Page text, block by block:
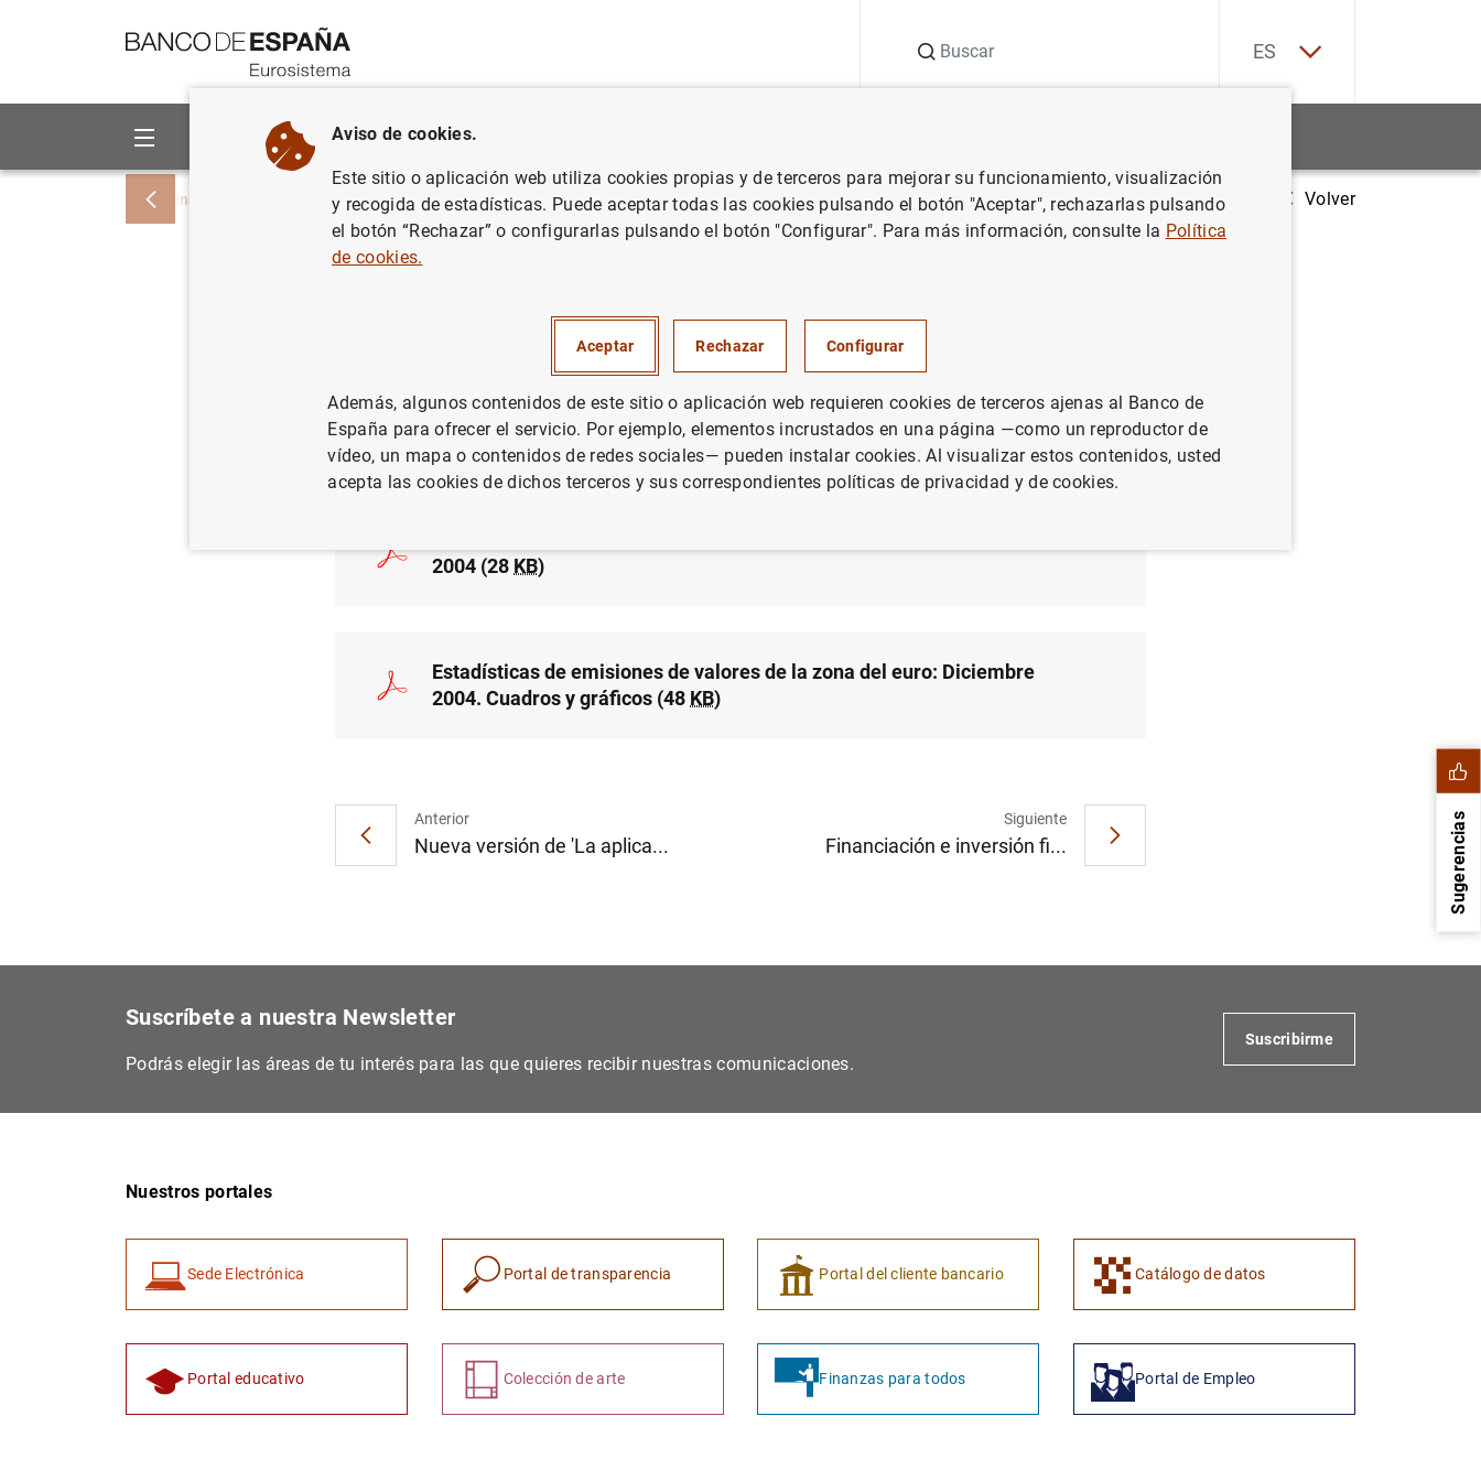
ES
Sobre el Banco Áreas de actuación
Inicio Noticias y eventos Noticias del Banco Central Europeo Notas de prensa del Banco Central Europeo Estadísticas de emisiones de valores de la zona del euro: Diciembre
Volver
del euro: Diciembre 2004
SITUACIÓN ECONÓMICA
2004 (28 KB)
Estadísticas de emisiones de valores de la zona del euro: Diciembre
2004. Cuadros y gráficos (48 KB)
Anterior
Nueva versión de 'La aplica...
Siguiente
Financiación e inversión fi... Sugerencias
Suscríbete a nuestra Newsletter
Podrás elegir las áreas de tu interés para las que quieres recibir nuestras comunicaciones.
Suscribirme
Nuestros portales
Sede Electrónica Portal de transparencia Portal del cliente bancario Catálogo de datos
Portal educativo Colección de arte Finanzas para todos Portal de Empleo
Aviso de cookies.
Este sitio o aplicación web utiliza cookies propias y de terceros para mejorar su funcionamiento, visualización
y recogida de estadísticas. Puede aceptar todas las cookies pulsando el botón "Aceptar", rechazarlas pulsando
el botón “Rechazar” o configurarlas pulsando el botón "Configurar". Para más información, consulte la Política
de cookies.
Aceptar Rechazar Configurar
Además, algunos contenidos de este sitio o aplicación web requieren cookies de terceros ajenas al Banco de
España para ofrecer el servicio. Por ejemplo, elementos incrustados en una página —como un reproductor de
vídeo, un mapa o contenidos de redes sociales— pueden instalar cookies. Al visualizar estos contenidos, usted
acepta las cookies de dichos terceros y sus correspondientes políticas de privacidad y de cookies.